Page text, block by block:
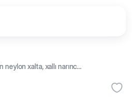
Beeztees Karlie Asp + İt üçün neylon xalta, xallı narıncı (40-55x2 cm)